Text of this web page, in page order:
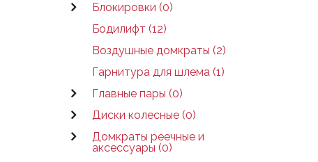
Блокировки (0)
Бодилифт (12)
Воздушные домкраты (2)
Гарнитура для шлема (1)
Главные пары (0)
Диски колесные (0)
Домкраты реечные и
аксессуары (0)